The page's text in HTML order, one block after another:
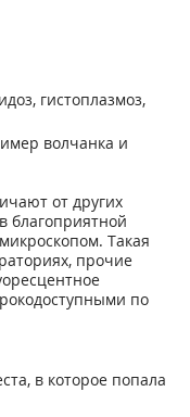
гистоплазмоз,
волчанка и
от других
благоприятной
Такая
прочие
по
в которое попала